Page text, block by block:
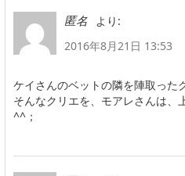
匿名
より:
2016年8月21日 13:53
ケイさんのベットの隣を陣取った
そんなクリエを、モアレさんは、
^^；